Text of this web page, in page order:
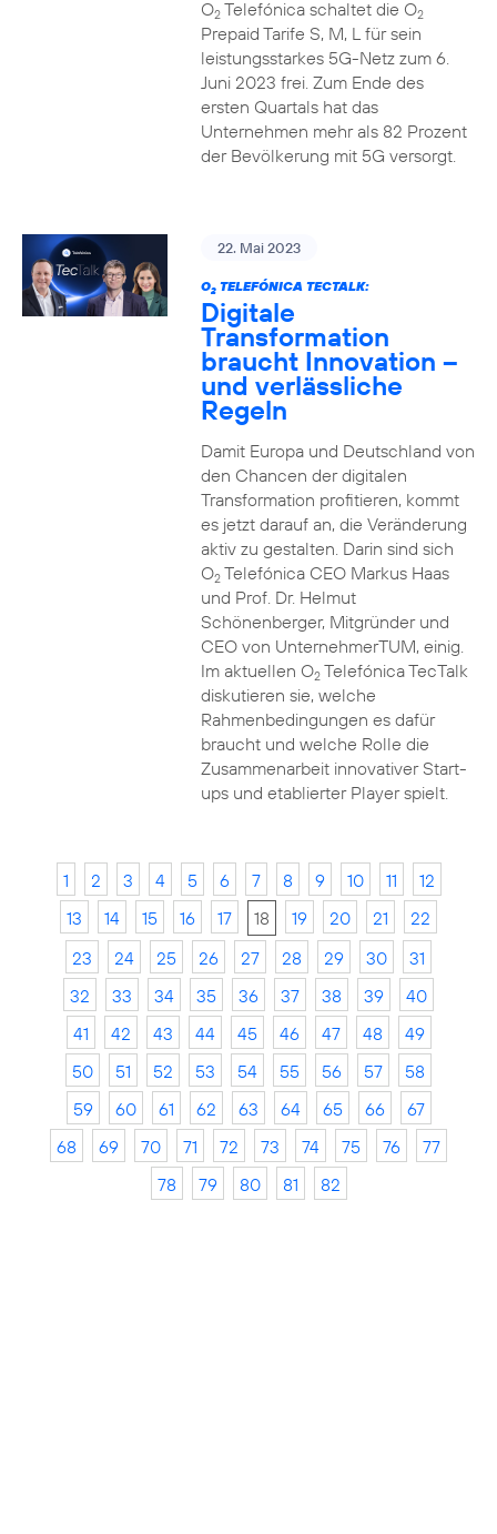
O2Telefónica schaltet die O2
Prepaid Tarife S, M, L für sein
leistungsstarkes 5G-Netz zum 6.
Juni 2023 frei. Zum Ende des
ersten Quartals hat das
Unternehmen mehr als 82 Prozent
der Bevölkerung mit 5G versorgt.
22. Mai 2023
O2TELEFÓNICA TECTALK:
Digitale
Transformation
braucht Innovation –
und verlässliche
Regeln
Damit Europa und Deutschland von
den Chancen der digitalen
Transformation profitieren, kommt
es jetzt darauf an, die Veränderung
aktiv zu gestalten. Darin sind sich
O2Telefónica CEO Markus Haas
und Prof. Dr. Helmut
Schönenberger, Mitgründer und
CEO von UnternehmerTUM, einig.
Im aktuellen O2Telefónica TecTalk
diskutieren sie, welche
Rahmenbedingungen es dafür
braucht und welche Rolle die
Zusammenarbeit innovativer Start-
ups und etablierter Player spielt.
1 2 3 4 5 6 7 8 9 10 11
12
13
14 15 16 17 18 19 20 21
22
23
24 25 26 27 28 29 30
31
32
33 34 35 36 37 38 39
40
41
42 43 44 45 46 47 48
49
50
51 52 53 54 55 56 57
58
59
60 61 62 63 64 65 66
67
68
69 70 71 72 73 74 75 76
77
78
79 80 81 82